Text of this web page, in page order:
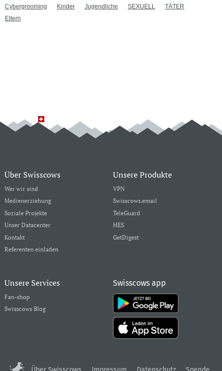
Cybergrooming Kinder Jugendliche SEXUELL
TÄTER
Eltern
Über Swisscows
Wer wir sind
Medienerziehung
Soziale Projekte
Unser Datacenter
Kontakt
Referenten einladen
Unsere Produkte
VPN
Swisscows.email
TeleGuard
HES
GetDigest
Unsere Services
Fan-shop
Swisscows Blog
Swisscows app